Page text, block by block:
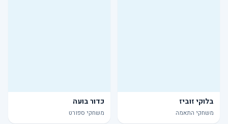
בלוקי זוביז
משחקי התאמה
כדור בועה
משחקי ספורט